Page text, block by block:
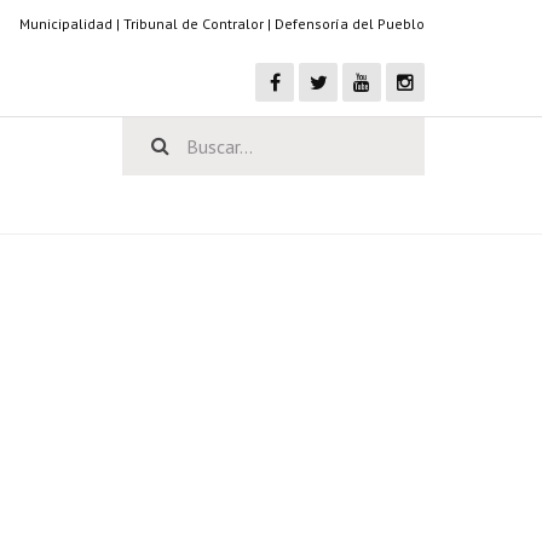
Municipalidad | Tribunal de Contralor | Defensoría del Pueblo